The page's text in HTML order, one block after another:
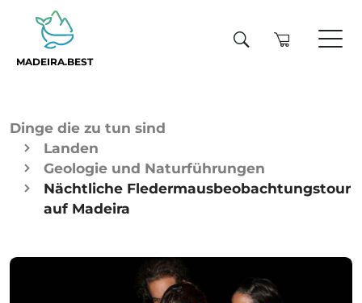
MADEIRA.BEST
Dinge die zu tun sind
Landen
Geologie und Naturführungen
Nächtliche Fledermausbeobachtungstour
auf Madeira